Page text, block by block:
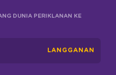
DUNIA PERIKLANAN KE
LANGGANAN